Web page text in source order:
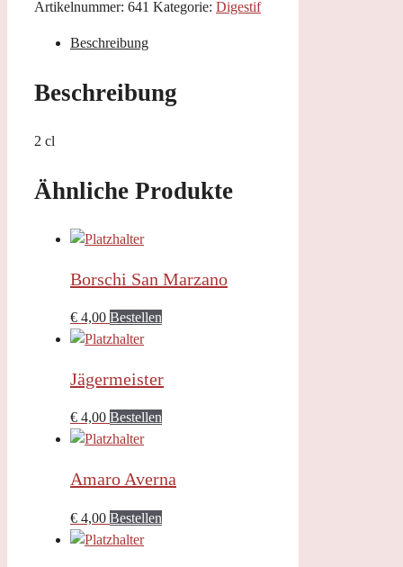
Barolo
Artikelnummer: 641 Kategorie: Digestif
Beschreibung
Beschreibung
2 cl
Ähnliche Produkte
Borschi San Marzano
€ 4,00 Bestellen
Jägermeister
€ 4,00 Bestellen
Amaro Averna
€ 4,00 Bestellen